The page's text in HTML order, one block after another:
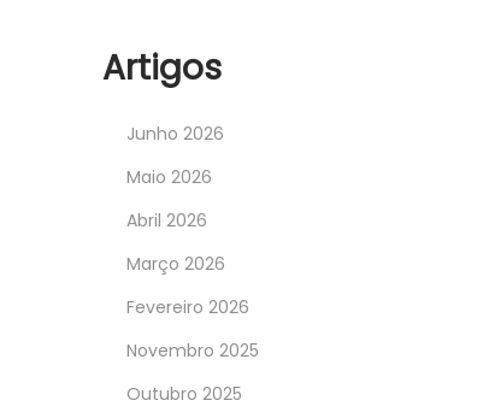
Artigos
Junho 2026
Maio 2026
Abril 2026
Março 2026
Fevereiro 2026
Novembro 2025
Outubro 2025